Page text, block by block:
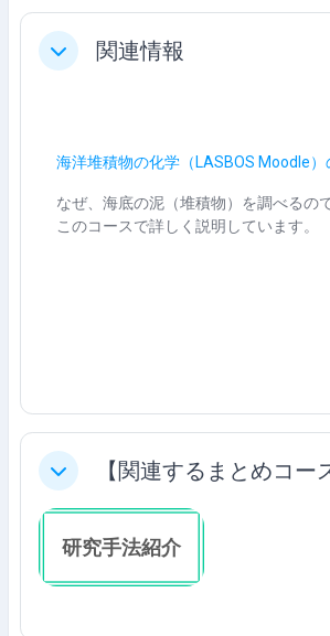
Colapsar関連情報
海洋堆積物の化学（LASBOS Moodle）
なぜ、海底の泥（堆積物）を調べるの
このコースで詳しく説明しています。
Colapsar【関連するまとめコー